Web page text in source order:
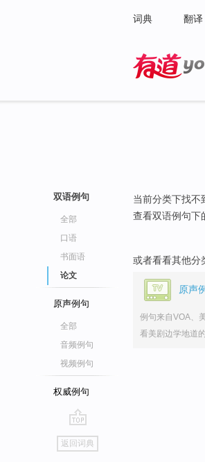
词典 翻译
双语例句
全部
口语
书面语
论文
原声例句
全部
音频例句
视频例句
权威例句
go
top
返回词典
当前分类下找不
查看双语例句下
或者看看其他分
原声
例句来自VOA、
看美剧边学地道的